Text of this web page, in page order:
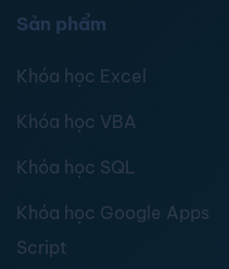
Sản phẩm
Khóa học Excel
Khóa học VBA
Khóa học SQL
Khóa học Google Apps
Script